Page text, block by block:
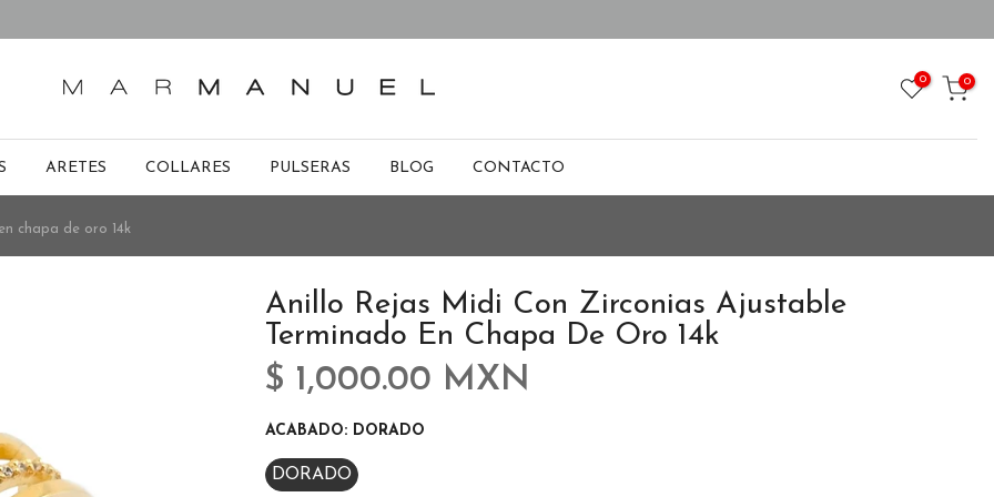
0 0
ARETES COLLARES PULSERAS BLOG CONTACTO
chapa de oro 14k
Anillo Rejas Midi Con Zirconias Ajustable
Terminado En Chapa De Oro 14k
$ 1,000.00 MXN
ACABADO: DORADO
DORADO